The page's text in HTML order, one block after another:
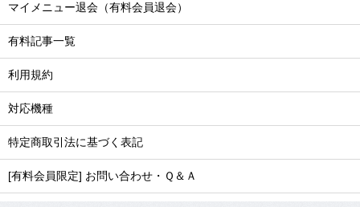
マイメニュー退会（有料会員退会）
有料記事一覧
利用規約
対応機種
特定商取引法に基づく表記
[有料会員限定] お問い合わせ・Ｑ＆Ａ